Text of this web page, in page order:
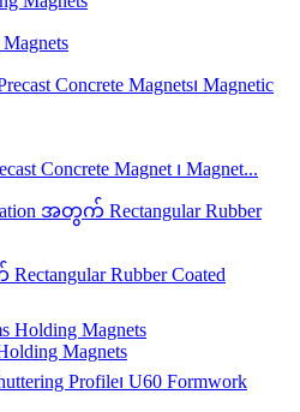
Concrete Magnet ၊ Magnet...
Rubber Coated
Magnets